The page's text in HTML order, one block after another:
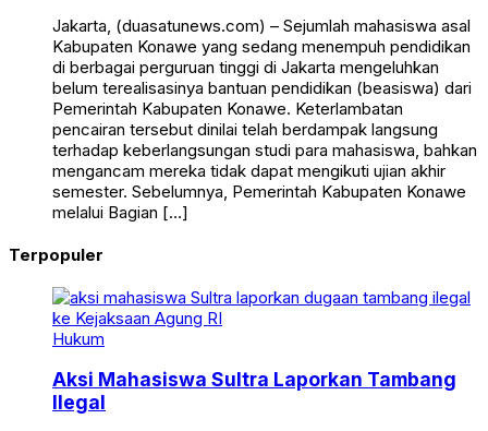
Jakarta, (duasatunews.com) – Sejumlah mahasiswa asal
Kabupaten Konawe yang sedang menempuh pendidikan
di berbagai perguruan tinggi di Jakarta mengeluhkan
belum terealisasinya bantuan pendidikan (beasiswa) dari
Pemerintah Kabupaten Konawe. Keterlambatan
pencairan tersebut dinilai telah berdampak langsung
terhadap keberlangsungan studi para mahasiswa, bahkan
mengancam mereka tidak dapat mengikuti ujian akhir
semester. Sebelumnya, Pemerintah Kabupaten Konawe
melalui Bagian […]
Terpopuler
Hukum
Aksi Mahasiswa Sultra Laporkan Tambang
Ilegal